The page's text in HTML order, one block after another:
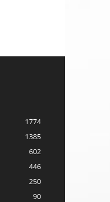
1774
1385
602
446
250
90